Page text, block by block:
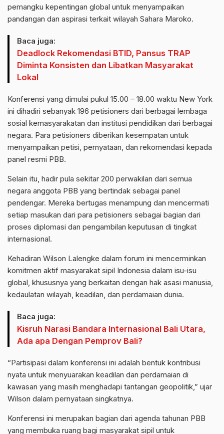
pemangku kepentingan global untuk menyampaikan
pandangan dan aspirasi terkait wilayah Sahara Maroko.
Baca juga:
Deadlock Rekomendasi BTID, Pansus TRAP
Diminta Konsisten dan Libatkan Masyarakat
Lokal
Konferensi yang dimulai pukul 15.00 – 18.00 waktu New York
ini dihadiri sebanyak 196 petisioners dari berbagai lembaga
sosial kemasyarakatan dan institusi pendidikan dari berbagai
negara. Para petisioners diberikan kesempatan untuk
menyampaikan petisi, pernyataan, dan rekomendasi kepada
panel resmi PBB.
Selain itu, hadir pula sekitar 200 perwakilan dari semua
negara anggota PBB yang bertindak sebagai panel
pendengar. Mereka bertugas menampung dan mencermati
setiap masukan dari para petisioners sebagai bagian dari
proses diplomasi dan pengambilan keputusan di tingkat
internasional.
Kehadiran Wilson Lalengke dalam forum ini mencerminkan
komitmen aktif masyarakat sipil Indonesia dalam isu-isu
global, khususnya yang berkaitan dengan hak asasi manusia,
kedaulatan wilayah, keadilan, dan perdamaian dunia.
Baca juga:
Kisruh Narasi Bandara Internasional Bali Utara,
Ada apa Dengan Pemprov Bali?
“Partisipasi dalam konferensi ini adalah bentuk kontribusi
nyata untuk menyuarakan keadilan dan perdamaian di
kawasan yang masih menghadapi tantangan geopolitik,” ujar
Wilson dalam pernyataan singkatnya.
Konferensi ini merupakan bagian dari agenda tahunan PBB
yang membuka ruang bagi masyarakat sipil untuk